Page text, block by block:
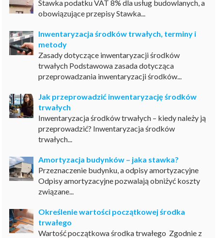
Stawka podatku VAT 8% dla usług budowlanych, a
obowiązujące przepisy Stawka...
Inwentaryzacja środków trwałych, terminy i
metody
Zasady dotyczące inwentaryzacji środków
trwałych Podstawowa zasada dotycząca
przeprowadzania inwentaryzacji środków...
Jak przeprowadzić inwentaryzację środków
trwałych
Inwentaryzacja środków trwałych – kiedy należy ją
przeprowadzić? Inwentaryzacja środków
trwałych...
Amortyzacja budynków – jaka stawka?
Przeznaczenie budynku, a odpisy amortyzacyjne
Odpisy amortyzacyjne pozwalają obniżyć koszty
związane...
Określenie wartości początkowej środka
trwałego
Wartość początkowa środka trwałego Zgodnie z